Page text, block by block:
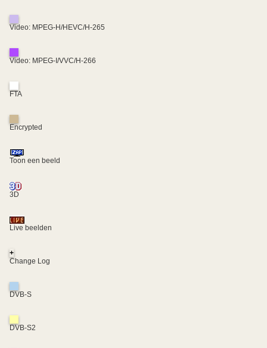
Video: MPEG-H/HEVC/H-265
Video: MPEG-I/VVC/H-266
FTA
Encrypted
Toon een beeld
3D
Live beelden
+
Change Log
DVB-S
DVB-S2